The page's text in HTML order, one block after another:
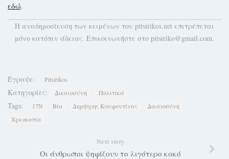
εδώ.
H αναδημοσίευση των κειμένων του pitsirikos.net επιτρέπεται
μόνο κατόπιν άδειας. Επικοινωνήστε στο pitsiriko@gmail.com.
Έγραψε: Pitsirikos
Κατηγορίες: Δικαιοσύνη Πολιτικά
Tags: 17Ν Βία Δημήτρης Κουφοντίνας
Δικαιοσύνη
Χρεοκοπία
Next story
Οι άνθρωποι ψηφίζουν το λιγότερο κακό